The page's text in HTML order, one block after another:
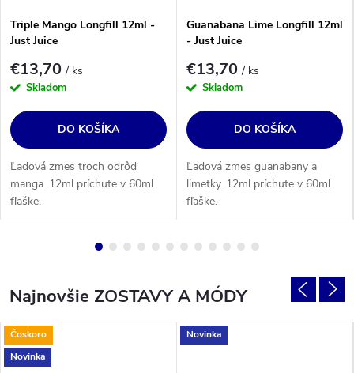
Triple Mango Longfill 12ml -
Just Juice
€13,70/ ks
Skladom
DO KOŠÍKA
Ľadová zmes troch odrôd
manga. 12ml príchute v 60ml
fľaške.
Guanabana Lime Longfill 12ml
- Just Juice
€13,70/ ks
Skladom
DO KOŠÍKA
Ľadová zmes guanabany a
limetky. 12ml príchute v 60ml
fľaške.
Najnovšie ZOSTAVY A MÓDY
Čoskoro
Novinka
Novinka